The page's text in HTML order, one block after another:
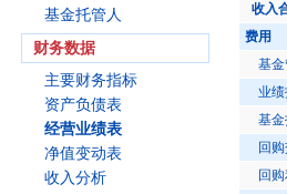
基金托管人
财务数据
主要财务指标
资产负债表
经营业绩表
净值变动表
收入分析
收入
费用
基金
业绩
基金
回购
回购